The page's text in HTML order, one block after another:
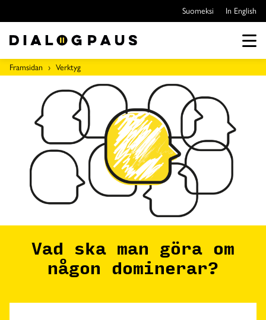
över
innehållet
Suomeksi In English
Framsidan Verktyg
Vad ska man göra om
någon dominerar?